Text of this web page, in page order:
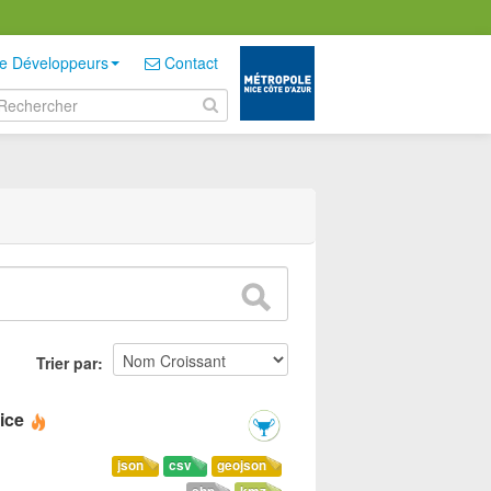
Développeurs Contact
Trier par
geojson
csv
json